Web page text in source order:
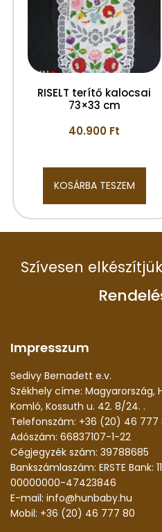
RISELT terítő kalocsai
73×33 cm
40.900 Ft
KOSÁRBA TESZEM
Szívesen
Impresszum
Sedivy Bernadett e.v.
Székhely címe: Magyarország,
Komló, Kossuth u. 42. 8/24. .
Telefonszám: +36 (20) 46 777
Adószám: 66837107-1-22
Cégjegyzék szám: 39788685
Bankszámlaszám: ERSTE Bank:
00000000-47423846
E-mail: info@hunbaby.hu
Mobil: +36 (20) 46 777 80